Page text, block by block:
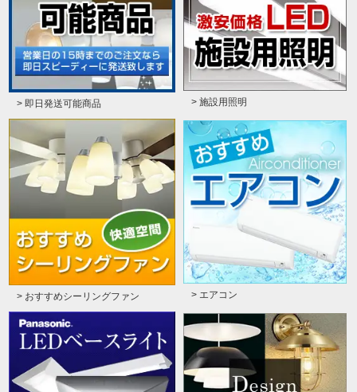
> 即日発送可能商品 > 施設用照明
> おすすめシーリングファン > エアコン